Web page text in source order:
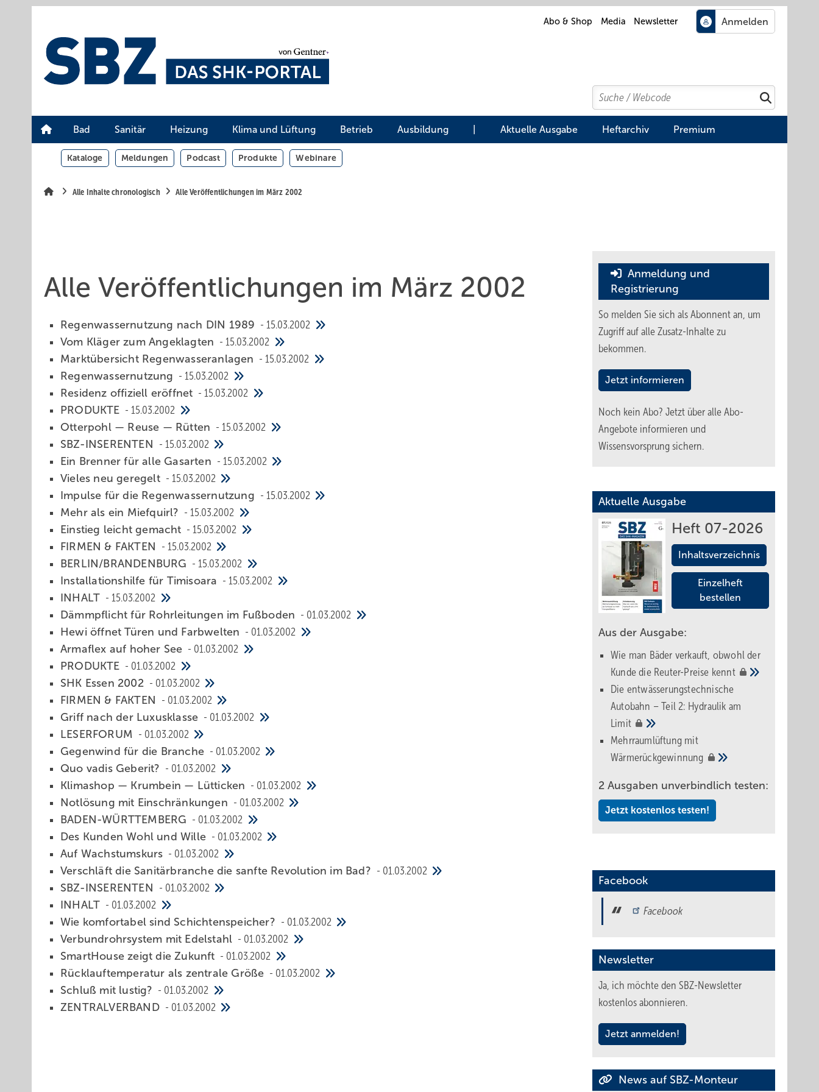
Abo & Shop Media Newsletter
Search
Suchen
Bad Sanitär Heizung Klima und Lüftung Betrieb Ausbildung Aktuelle Ausgabe Heftarchiv Premium
Kataloge Meldungen Podcast Produkte Webinare
Alle Inhalte chronologisch Alle Veröffentlichungen im März 2002
Alle Veröffentlichungen im März 2002
Regenwassernutzung nach DIN 1989
15.03.2002
Vom Kläger zum Angeklagten
15.03.2002
Marktübersicht Regenwasseranlagen
15.03.2002
Regenwassernutzung
15.03.2002
Residenz offiziell eröffnet
15.03.2002
PRODUKTE
15.03.2002
Otterpohl — Reuse — Rütten
15.03.2002
SBZ-INSERENTEN
15.03.2002
Ein Brenner für alle Gasarten
15.03.2002
Vieles neu geregelt
15.03.2002
Impulse für die Regenwassernutzung
15.03.2002
Mehr als ein Miefquirl?
15.03.2002
Einstieg leicht gemacht
15.03.2002
FIRMEN & FAKTEN
15.03.2002
BERLIN/BRANDENBURG
15.03.2002
Installationshilfe für Timisoara
15.03.2002
INHALT
15.03.2002
Dämmpflicht für Rohrleitungen im Fußboden
01.03.2002
Hewi öffnet Türen und Farbwelten
01.03.2002
Armaflex auf hoher See
01.03.2002
PRODUKTE
01.03.2002
SHK Essen 2002
01.03.2002
FIRMEN & FAKTEN
01.03.2002
Griff nach der Luxusklasse
01.03.2002
LESERFORUM
01.03.2002
Gegenwind für die Branche
01.03.2002
Quo vadis Geberit?
01.03.2002
Klimashop — Krumbein — Lütticken
01.03.2002
Notlösung mit Einschränkungen
01.03.2002
BADEN-WÜRTTEMBERG
01.03.2002
Des Kunden Wohl und Wille
01.03.2002
Auf Wachstumskurs
01.03.2002
Verschläft die Sanitärbranche die sanfte Revolution im Bad?
01.03.2002
SBZ-INSERENTEN
01.03.2002
INHALT
01.03.2002
Wie komfortabel sind Schichtenspeicher?
01.03.2002
Verbundrohrsystem mit Edelstahl
01.03.2002
SmartHouse zeigt die Zukunft
01.03.2002
Rücklauftemperatur als zentrale Größe
01.03.2002
Schluß mit lustig?
01.03.2002
ZENTRALVERBAND
01.03.2002
Anmeldung und
Registrierung
So melden Sie sich als Abonnent an, um
Zugriff auf alle Zusatz-Inhalte zu
bekommen.
Jetzt informieren
Noch kein Abo? Jetzt über alle Abo-
Angebote informieren und
Wissensvorsprung sichern.
Aktuelle Ausgabe
Heft 07-2026
Inhaltsverzeichnis
Einzelheft
bestellen
Aus der Ausgabe:
Wie man Bäder verkauft, obwohl der
Kunde die Reuter-Preise kennt
Die entwässerungstechnische
Autobahn – Teil 2: Hydraulik am
Limit
Mehrraumlüftung mit
Wärmerückgewinnung
2 Ausgaben unverbindlich testen:
Jetzt kostenlos testen!
Facebook
Facebook
Newsletter
Ja, ich möchte den SBZ-Newsletter
kostenlos abonnieren.
Jetzt anmelden!
News auf SBZ-Monteur